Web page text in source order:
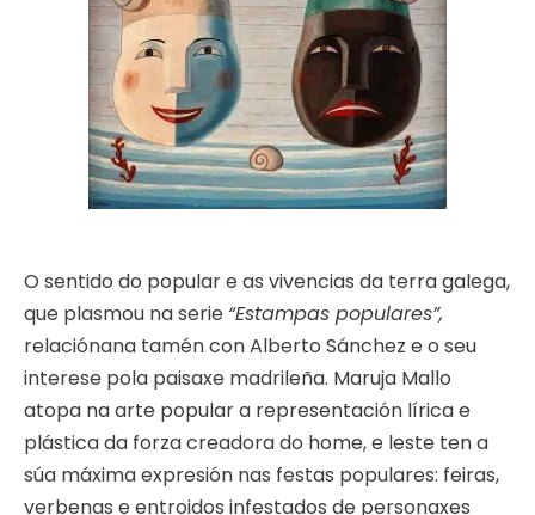
O sentido do popular e as vivencias da terra galega,
que plasmou na serie “Estampas populares”,
relaciónana tamén con Alberto Sánchez e o seu
interese pola paisaxe madrileña. Maruja Mallo
atopa na arte popular a representación lírica e
plástica da forza creadora do home, e leste ten a
súa máxima expresión nas festas populares: feiras,
verbenas e entroidos infestados de personaxes